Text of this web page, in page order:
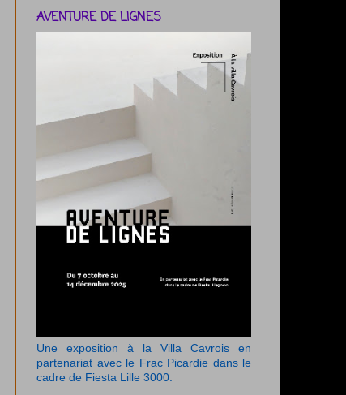
AVENTURE DE LIGNES
Une exposition à la Villa Cavrois en
partenariat avec le Frac Picardie dans le
cadre de Fiesta Lille 3000.